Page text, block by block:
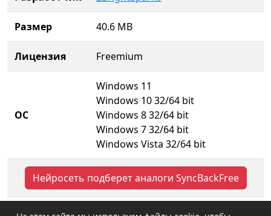
Размер 40.6 MB
Лицензия Freemium
ОС
Windows 11
Windows 10 32/64 bit
Windows 8 32/64 bit
Windows 7 32/64 bit
Windows Vista 32/64 bit
Нейросеть подберет аналоги SyncBackFree